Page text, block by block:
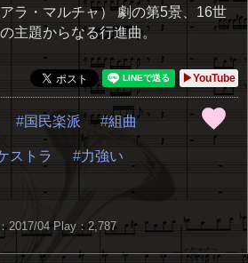
ラ・マルチャ） 劇の第5景、16世
主題からなる行進曲。
▶YouTube
国民楽派 組曲
ストラ 力強い
2017/04Play：2,787